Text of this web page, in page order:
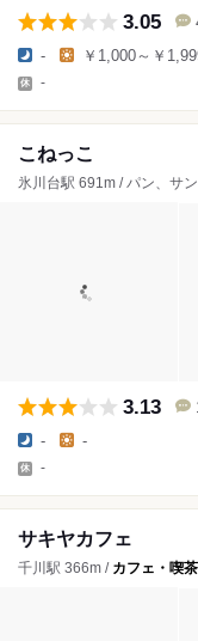
3.05
- ￥1,000～￥
-
こねっこ
氷川台駅 691m / パン、サン
3.13
- -
-
サキヤカフェ
千川駅 366m / カフェ・喫